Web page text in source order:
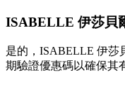
ISABELLE 伊莎貝
是的，ISABELLE 伊莎
期驗證優惠碼以確保其